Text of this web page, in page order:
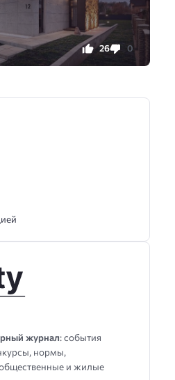
26 0
журнал: события
нормы,
общественные и жилые